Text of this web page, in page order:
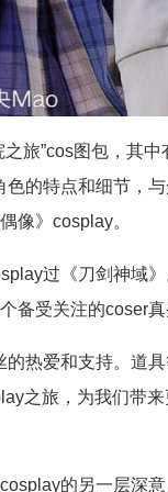
旅”cos图包，其中
的特点和细节，
像》cosplay。
过《刀剑神域
备受关注的coser真
热爱和支持。道
之旅，为我们带
的另一层深